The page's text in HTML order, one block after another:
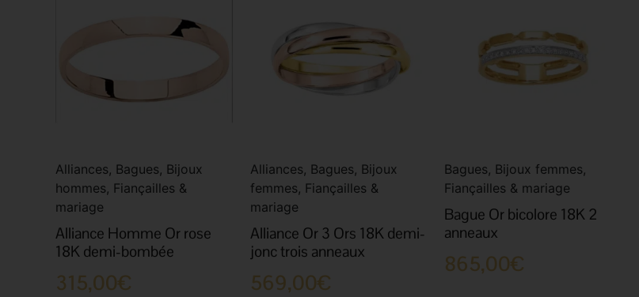
Alliances, Bagues, Bijoux
hommes, Fiançailles &
mariage
Alliance Homme Or rose
18K demi-bombée
315,00€
Alliances, Bagues, Bijoux
femmes, Fiançailles &
mariage
Alliance Or 3 Ors 18K demi-
jonc trois anneaux
569,00€
Bagues, Bijoux femmes,
Fiançailles & mariage
Bague Or bicolore 18K 2
anneaux
865,00€